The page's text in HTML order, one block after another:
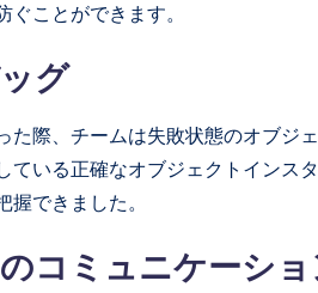
ことができます。
グ
た際、チームは失敗状態のオブジ
ている正確なオブジェクトインス
できました。
コミュニケーショ